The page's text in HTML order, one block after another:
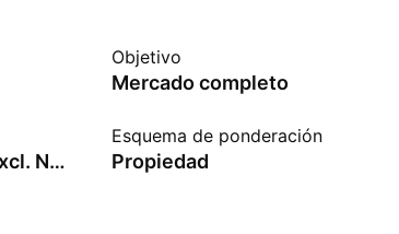
Objetivo
Mercado completo
Mercados desarrollados excl. Norteamérica
Esquema de ponderación
Propiedad